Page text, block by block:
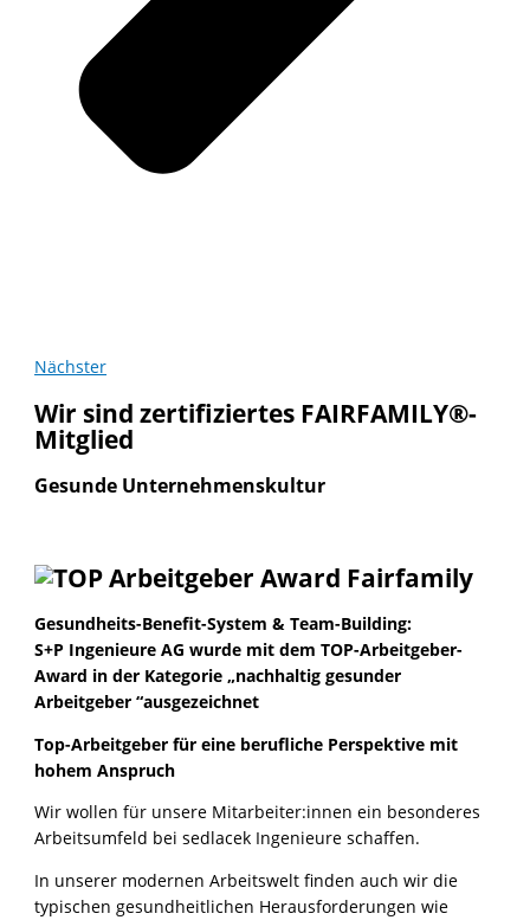
Nächster
Wir sind zertifiziertes FAIRFAMILY®-
Mitglied
Gesunde Unternehmenskultur
Gesundheits-Benefit-System & Team-Building:
S+P Ingenieure AG wurde mit dem TOP-Arbeitgeber-
Award in der Kategorie „nachhaltig gesunder
Arbeitgeber “ausgezeichnet
Top-Arbeitgeber für eine berufliche Perspektive mit
hohem Anspruch
Wir wollen für unsere Mitarbeiter:innen ein besonderes
Arbeitsumfeld bei sedlacek Ingenieure schaffen.
In unserer modernen Arbeitswelt finden auch wir die
typischen gesundheitlichen Herausforderungen wie